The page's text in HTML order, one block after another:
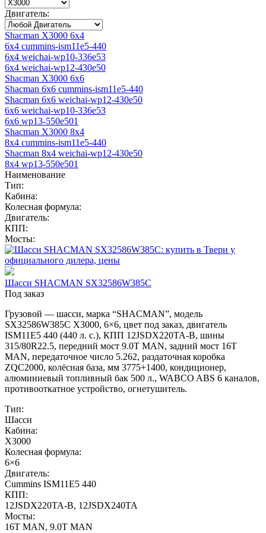
Двигатель:
Shacman X3000 6x4
6x4 cummins-ism11e5-440
6x4 weichai-wp10-336e53
6x4 weichai-wp12-430e50
Shacman X3000 6x6
Shacman 6x6 cummins-ism11e5-440
Shacman 6x6 weichai-wp12-430e50
6x6 weichai-wp10-336e53
6x6 wp13-550e501
Shacman X3000 8x4
8x4 cummins-ism11e5-440
Shacman 8x4 weichai-wp12-430e50
8x4 wp13-550e501
Наименование
Тип:
Кабина:
Колесная формула:
Двигатель:
КПП:
Мосты:
Шасси SHACMAN SX32586W385С
Под заказ
Грузовой — шасси, марка “SHACMAN”, модель
SX32586W385C X3000, 6×6, цвет под заказ, двигатель
ISM11E5 440 (440 л. с.), КПП 12JSDX220TA-B, шины
315/80R22.5, передний мост 9.0T MAN, задний мост 16T
MAN, передаточное число 5.262, раздаточная коробка
ZQC2000, колёсная база, мм 3775+1400, кондиционер,
алюминиевый топливный бак 500 л., WABCO ABS 6 каналов,
противооткатное устройство, огнетушитель.
Тип:
Шасси
Кабина:
X3000
Колесная формула:
6×6
Двигатель:
Cummins ISM11E5 440
КПП:
12JSDX220TA-B, 12JSDX240TA
Мосты:
16T MAN, 9.0T MAN